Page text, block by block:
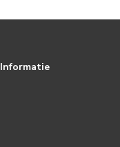
Informatie